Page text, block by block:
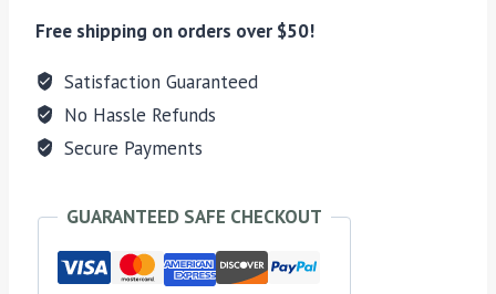
Bluetooth
Y
Parlantes
33/45/78
Rpm
Free shipping on orders over $50!
Satisfaction Guaranteed
No Hassle Refunds
Secure Payments
GUARANTEED SAFE CHECKOUT